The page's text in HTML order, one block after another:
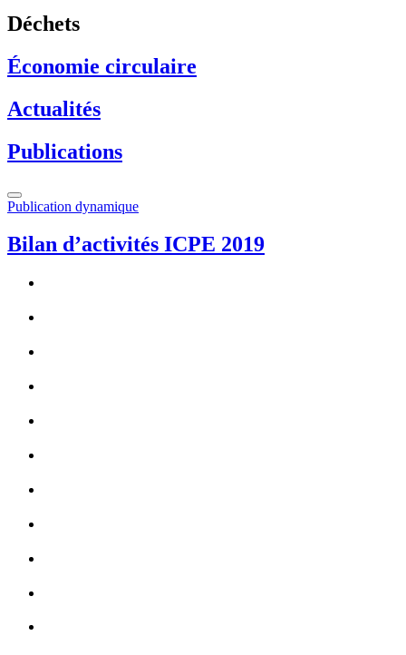
Déchets
Économie circulaire
Actualités
Publications
Publication dynamique
Bilan d’activités ICPE 2019